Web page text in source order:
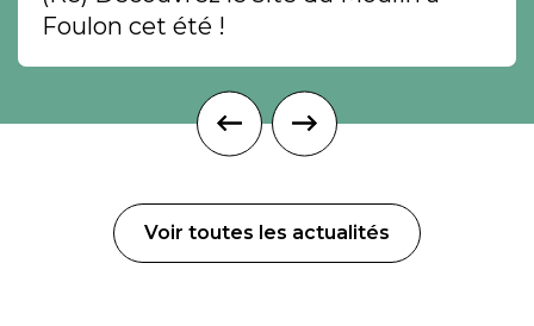
Foulon cet été !
Voir toutes les actualités